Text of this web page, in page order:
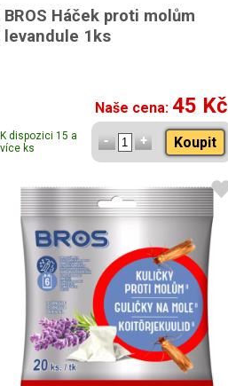
BROS Háček proti molům
levandule 1ks
Naše cena: 45 Kč
K dispozici 15 a
více ks
Koupit